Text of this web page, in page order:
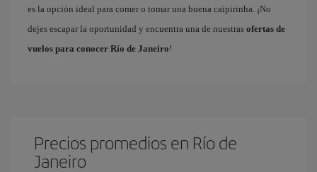
es la opción ideal para comer o tomar una buena caipirinha. ¡No
dejes escapar la oportunidad y encuentra una de nuestras ofertas de
vuelos para conocer Río de Janeiro!
Precios promedios en Río de
Janeiro